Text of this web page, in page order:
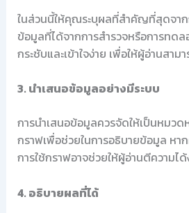
ในส่วนนี้ให้คุณระบุผลที่สำคัญที่สุดจา
ข้อมูลที่ได้จากการสำรวจหรือการทดล
กระชับและเข้าใจง่าย เพื่อให้ผู้อ่านสามา
3. นำเสนอข้อมูลอย่างมีระบบ
การนำเสนอข้อมูลควรจัดให้เป็นหมวด
กราฟเพื่อช่วยในการอธิบายข้อมูล ห
การใช้กราฟอาจช่วยให้ผู้อ่านตีความไ
4. อธิบายผลที่ได้